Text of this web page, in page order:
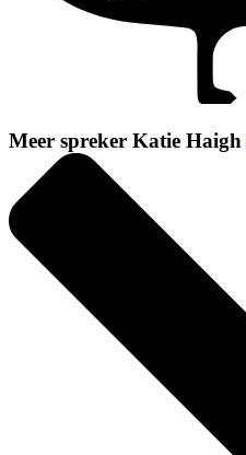
Meer spreker Katie Haigh